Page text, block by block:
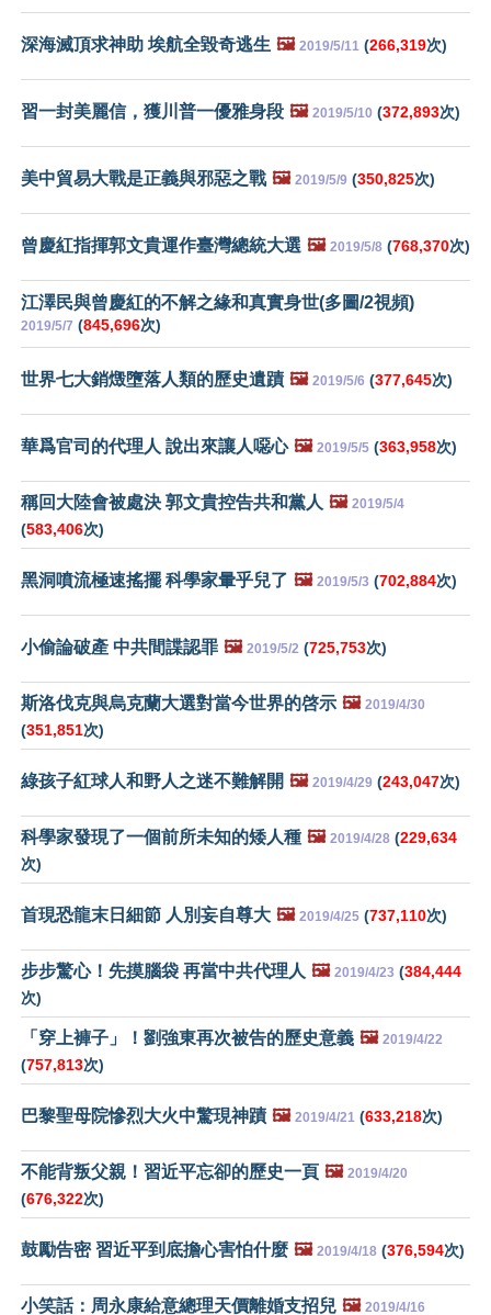
深海滅頂求神助 埃航全毀奇逃生 🖼️ 2019/5/11 (266,319次)
習一封美麗信，獲川普一優雅身段 🖼️ 2019/5/10 (372,893次)
美中貿易大戰是正義與邪惡之戰 🖼️ 2019/5/9 (350,825次)
曾慶紅指揮郭文貴運作臺灣總統大選 🖼️ 2019/5/8 (768,370次)
江澤民與曾慶紅的不解之緣和真實身世(多圖/2視頻)
2019/5/7 (845,696次)
世界七大銷燬墮落人類的歷史遺蹟 🖼️ 2019/5/6 (377,645次)
華爲官司的代理人 說出來讓人噁心 🖼️ 2019/5/5 (363,958次)
稱回大陸會被處決 郭文貴控告共和黨人 🖼️ 2019/5/4
(583,406次)
黑洞噴流極速搖擺 科學家暈乎兒了 🖼️ 2019/5/3 (702,884次)
小偷論破產 中共間諜認罪 🖼️ 2019/5/2 (725,753次)
斯洛伐克與烏克蘭大選對當今世界的啓示 🖼️ 2019/4/30
(351,851次)
綠孩子紅球人和野人之迷不難解開 🖼️ 2019/4/29 (243,047次)
科學家發現了一個前所未知的矮人種 🖼️ 2019/4/28 (229,634
次)
首現恐龍末日細節 人別妄自尊大 🖼️ 2019/4/25 (737,110次)
步步驚心！先摸腦袋 再當中共代理人 🖼️ 2019/4/23 (384,444
次)
「穿上褲子」！劉強東再次被告的歷史意義 🖼️ 2019/4/22
(757,813次)
巴黎聖母院慘烈大火中驚現神蹟 🖼️ 2019/4/21 (633,218次)
不能背叛父親！習近平忘卻的歷史一頁 🖼️ 2019/4/20
(676,322次)
鼓勵告密 習近平到底擔心害怕什麼 🖼️ 2019/4/18 (376,594次)
小笑話：周永康給意總理天價離婚支招兒 🖼️ 2019/4/16